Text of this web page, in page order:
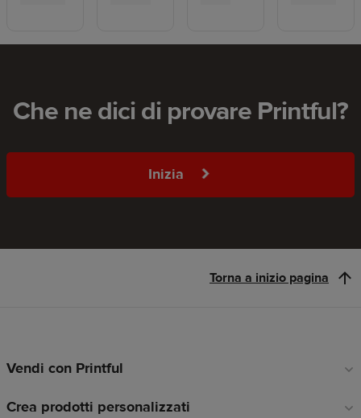
Che ne dici di provare Printful?
Inizia
Torna a inizio pagina
Link
piè
Vendi con Printful
Crea prodotti personalizzati